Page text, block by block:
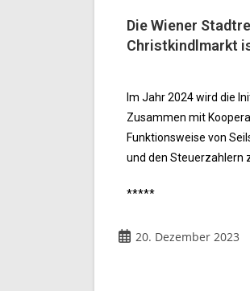
Die Wiener
Christkindlmarkt
Im Jahr 2024 wird die
Zusammen mit
Funktionsweise von
und den Steuerzahlern
*****
20. Dezember 2023